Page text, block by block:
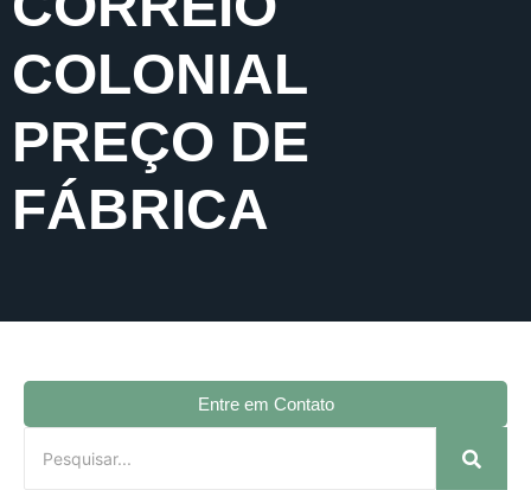
COLONIAL
PREÇO DE
FÁBRICA
Entre em Contato